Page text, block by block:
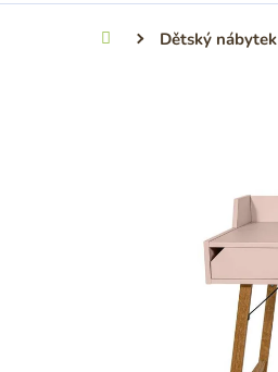
Domů Dětský nábytek